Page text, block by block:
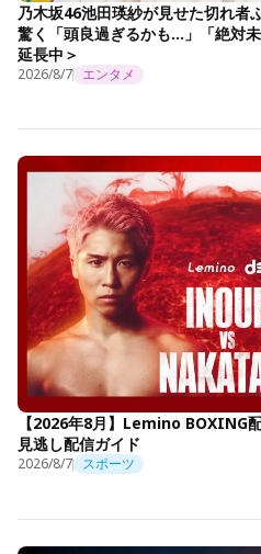
乃木坂46池田瑛紗が見せた切れ
驚く「頭良過ぎるかも…」「絶対
延長中＞
2026/8/7 エンタメ
【2026年8月】Lemino BOXING
見逃し配信ガイド
2026/8/7 スポーツ